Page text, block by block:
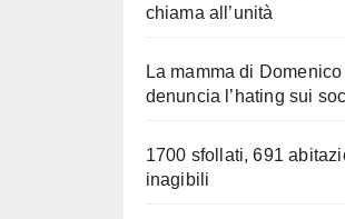
chiama all’unità
La mamma di Domenico
denuncia l’hating sui
1700 sfollati, 691
inagibili